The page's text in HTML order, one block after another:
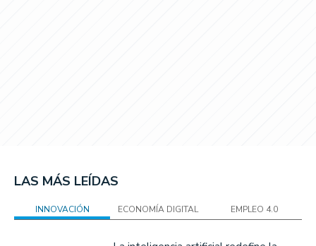
LAS MÁS LEÍDAS
INNOVACIÓN ECONOMÍA DIGITAL EMPLEO 4.0